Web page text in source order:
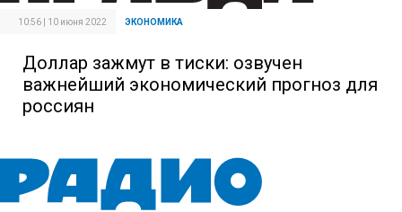
10:56 | 10 июня 2022 ЭКОНОМИКА
Доллар зажмут в тиски: озвучен
важнейший экономический прогноз для
россиян